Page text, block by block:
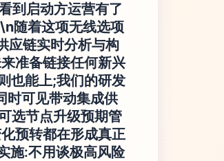
到启动方运营有了
随着这项无线选项
应链实时分析与构
准备链接任何新兴
也能上;我们的研发
时可见带动集成供
选节点升级预期管
预转都在形成真正
施:不用谈极高风险